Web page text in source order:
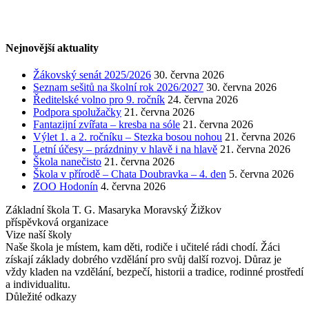
Nejnovější aktuality
Žákovský senát 2025/2026 30. června 2026
Seznam sešitů na školní rok 2026/2027 30. června 2026
Ředitelské volno pro 9. ročník 24. června 2026
Podpora spolužačky 21. června 2026
Fantazijní zvířata – kresba na sóle 21. června 2026
Výlet 1. a 2. ročníku – Stezka bosou nohou 21. června 2026
Letní účesy – prázdniny v hlavě i na hlavě 21. června 2026
Škola nanečisto 21. června 2026
Škola v přírodě – Chata Doubravka – 4. den 5. června 2026
ZOO Hodonín 4. června 2026
Základní škola T. G. Masaryka Moravský Žižkov
příspěvková organizace
Vize naší školy
Naše škola je místem, kam děti, rodiče i učitelé rádi chodí. Žáci
získají základy dobrého vzdělání pro svůj další rozvoj. Důraz je
vždy kladen na vzdělání, bezpečí, historii a tradice, rodinné prostředí
a individualitu.
Důležité odkazy